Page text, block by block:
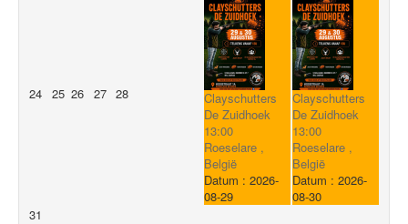
24 25 26 27 28
Clayschutters
De Zuidhoek
13:00
Roeselare ,
België
Datum : 2026-
08-29
Clayschutters
De Zuidhoek
13:00
Roeselare ,
België
Datum : 2026-
08-30
31